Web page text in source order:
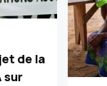
de la
sur